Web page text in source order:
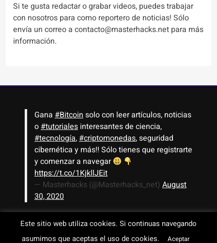
Si te gusta redactar o grabar videos, puedes trabajar
con nosotros para como reportero de noticias! Sólo
envía un correo a contacto@masterhacks.net para más
información.
Gana #Bitcoinsolo con leer artículos, noticias
o#tutoriales interesantes de ciencia,
#tecnología,#criptomonedas, seguridad
cibernética y más!! Sólo tienes que registrarte
y comenzar a navegar
https://t.co/1KjkllJEit
— Masterhacks (@Masterhacks_net) August
30, 2020
Todos los derechos reservados © 2008-2026 - www.masterhacks.net
Este sitio web utiliza cookies. Si continuas navegando
asumimos que aceptas el uso de cookies.
Aceptar